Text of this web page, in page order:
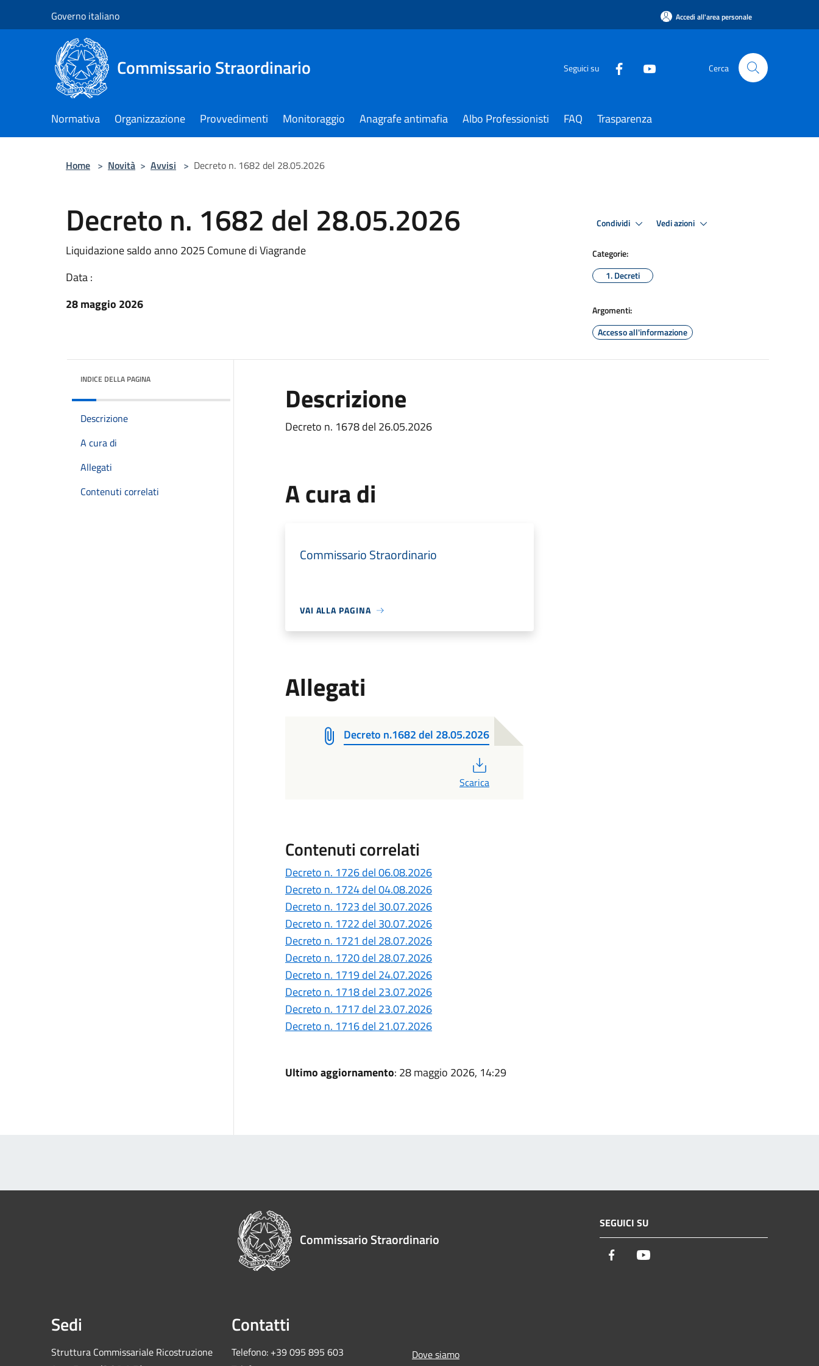
Governo italiano Accedi all'area personale
Commissario Straordinario Seguici su Cerca
Normativa Organizzazione Provvedimenti Monitoraggio Anagrafe antimafia Albo Professionisti FAQ Trasparenza
Home > Novità > Avvisi > Decreto n. 1682 del 28.05.2026
Decreto n. 1682 del 28.05.2026
Liquidazione saldo anno 2025 Comune di Viagrande
Data :
28 maggio 2026
Condividi Vedi azioni
Categorie:
1. Decreti
Argomenti:
Accesso all'informazione
INDICE DELLA PAGINA
Descrizione
A cura di
Allegati
Contenuti correlati
Descrizione
Decreto n. 1678 del 26.05.2026
A cura di
Commissario Straordinario
VAI ALLA PAGINA
Allegati
Decreto n.1682 del 28.05.2026
Scarica
Contenuti correlati
Decreto n. 1726 del 06.08.2026
Decreto n. 1724 del 04.08.2026
Decreto n. 1723 del 30.07.2026
Decreto n. 1722 del 30.07.2026
Decreto n. 1721 del 28.07.2026
Decreto n. 1720 del 28.07.2026
Decreto n. 1719 del 24.07.2026
Decreto n. 1718 del 23.07.2026
Decreto n. 1717 del 23.07.2026
Decreto n. 1716 del 21.07.2026
Ultimo aggiornamento: 28 maggio 2026, 14:29
Commissario Straordinario
SEGUICI SU
Facebook
Sedi
Struttura Commissariale Ricostruzione
Contatti
Telefono: +39 095 895 603
Dove siamo